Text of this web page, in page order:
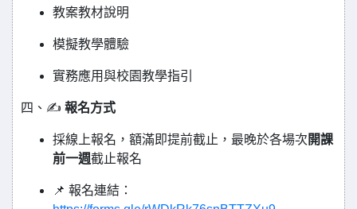
教案教材說明
模擬教學體驗
實務應用與校園教學指引
四、✍️ 報名方式
採線上報名，額滿即提前截止，最晚於各場次 開課
前一週截止報名
📌 報名連結：